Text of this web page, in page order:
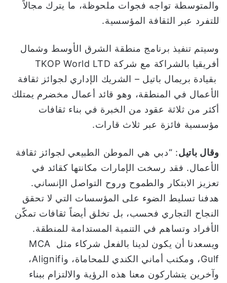
والمتوسطة تواجه فجوات ملحوظة، ما يترك مجالاً
للتفرد عبر الثقافة المؤسسية.
وسيتم تنفيذ برنامج منطقة الشرق الأوسط وشمال
أفريقيا بالشراكة مع شركة TKOP World LTD
بقيادة بريمال باتيل – الشريك الإداري لجوائز ثقافة
الأعمال في المنطقة، وهو قائد أعمال مخضرم يمتلك
أكثر من ثلاثة عقود من الخبرة في بناء ثقافات
مؤسسية فائزة عبر ثلاث قارات.
وقال باتيل: “دبي هي الموطن الطبيعي لجوائز ثقافة
الأعمال. فقد رسخت الإمارات مكانتها كقائد في
تعزيز الابتكار والطموح وروح التواصل الإنساني.
هدفنا تسليط الضوء على المؤسسات التي لا تحقق
النجاح التجاري فحسب، بل تخلق أيضاً ثقافات تمكّن
الأفراد وتساهم في التنمية المستدامة للمنطقة.
ويسعدنا أن يكون لدينا بالفعل شركاء مثل MCA
Gulf، ومكتب أماني الكندي للمحاماة، وAlignifi،
وآخرين يتشاركون معنا هذه الرؤية والالتزام ببناء